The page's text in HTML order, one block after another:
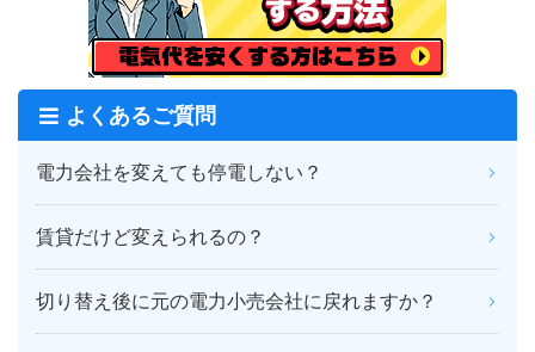
よくあるご質問
電力会社を変えても停電しない？
賃貸だけど変えられるの？
切り替え後に元の電力小売会社に戻れますか？